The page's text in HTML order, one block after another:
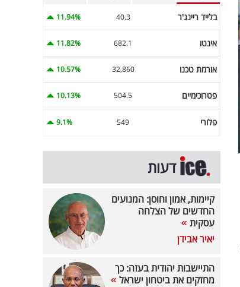
בלייד ריינג'ר 40.3
11.94%
אינטו 682.1
11.82%
אורמת טכנו 32,860
10.57%
פטרוכימיים 504.5
10.13%
פלורי 549
9.1%
דעות
קיימות, אמון וחוסן: המנועים
החדשים של הצלחה
עסקית
יאיר אבידן
התיישבות יהודית בעזה: כך
מחזקים את ביטחון ישראל